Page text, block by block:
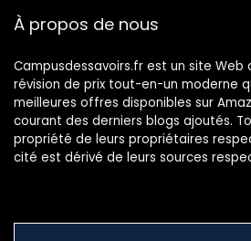
À propos de nous
Campusdessavoirs.fr est un site
révision de prix tout-en-un moderne
meilleures offres disponibles sur
courant des derniers blogs ajoutés.
propriété de leurs propriétaires
cité est dérivé de leurs sources